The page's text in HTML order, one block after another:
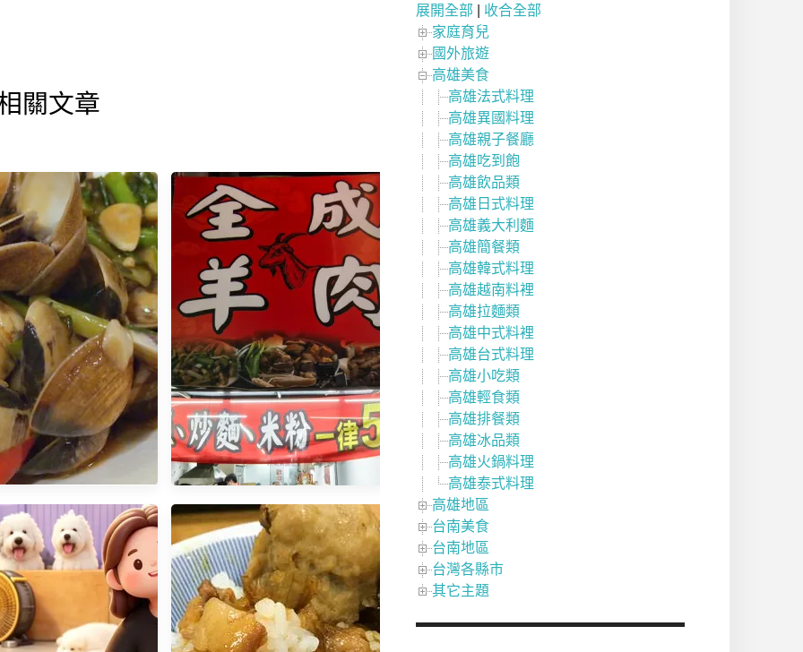
關文章
興-專賣芒果的芒果恰恰
(近新崛江)(已歇業)
高雄。岡山》全成羊肉火鍋。便
宜小資的選擇
展開全部
收合全部
家庭育兒
國外旅遊
高雄美食
高雄法式料理
高雄異國料理
高雄親子餐廳
高雄吃到飽
高雄飲品類
高雄日式料理
高雄義大利麵
高雄簡餐類
高雄韓式料理
高雄越南料裡
高雄拉麵類
高雄中式料裡
高雄台式料理
高雄小吃類
高雄輕食類
高雄排餐類
高雄冰品類
高雄火鍋料理
高雄泰式料理
高雄地區
台南美食
台南地區
台灣各縣市
其它主題